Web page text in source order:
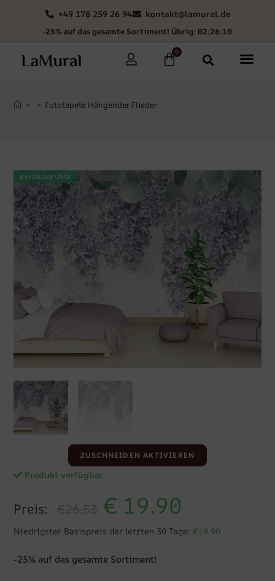
+49 178 259 26 94 kontakt@lamural.de
-25% auf das gesamte Sortiment! Übrig: 02:26:09
0
> > Fototapete Hängender Flieder
BEFÖRDERUNG!
ZUSCHNEIDEN AKTIVIEREN
Produkt verfügbar
Preis: €26.53 € 19.90
Niedrigster Basispreis der letzten 30 Tage: €19.90
-25% auf das gesamte Sortiment!